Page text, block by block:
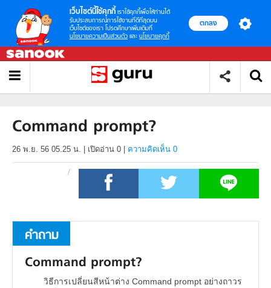
เว็บไซต์นี้ใช้คุกกี้ เราใช้คุกกี้เพื่อให้ท่านได้
รับประสบการณ์การใช้งานที่ดีที่สุดบน
เว็บไซต์ของเรา โปรดศึกษาเพิ่มเติมที่
นโยบายความเป็นส่วนตัว และ นโยบายคุกกี้
ตกลง
Command prompt?
26 พ.ย. 56 05.25 น. เปิดอ่าน 0 ความคิดเห็น 0
คำถาม
Command prompt?
วิธีการเปลี่ยนสีหน้าต่าง Command prompt อย่างถาวร